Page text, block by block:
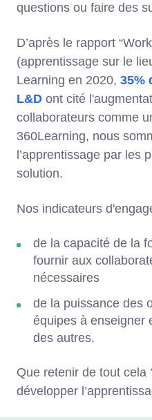
questions ou faire des
D’après le rapport
(apprentissage sur le
Learning en 2020, 35%
L&D ont cité
collaborateurs comme
360Learning, nous
l’apprentissage par les
solution.
Nos indicateurs
de la capacité de la
fournir aux
nécessaires
de la puissance des
équipes à enseigner
des autres.
Que retenir de tout cela
développer